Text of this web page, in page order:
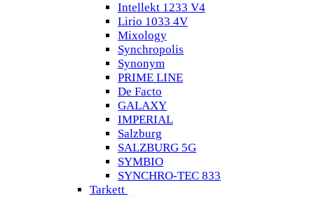
Intellekt 1233 V4
Lirio 1033 4V
Mixology
Synchropolis
Synonym
PRIME LINE
De Facto
GALAXY
IMPERIAL
Salzburg
SALZBURG 5G
SYMBIO
SYNCHRO-TEC 833
Tarkett